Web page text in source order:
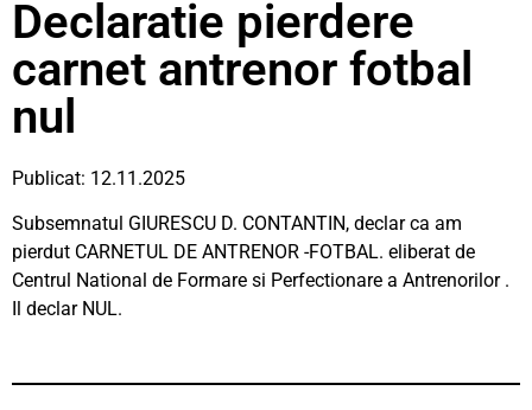
Declaratie pierdere
carnet antrenor fotbal
nul
Publicat: 12.11.2025
Subsemnatul GIURESCU D. CONTANTIN, declar ca am
pierdut CARNETUL DE ANTRENOR -FOTBAL. eliberat de
Centrul National de Formare si Perfectionare a Antrenorilor .
Il declar NUL.